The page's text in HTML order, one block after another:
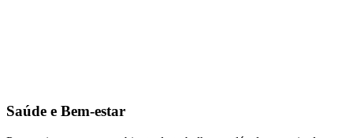
Saúde e Bem-estar